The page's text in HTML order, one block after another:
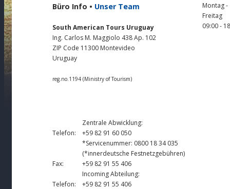
Büro Info • Unser Team
South American Tours Uruguay
Ing. Carlos M. Maggiolo 438 Ap. 102
ZIP Code 11300 Montevideo
Uruguay
reg.no.1194 (Ministry of Tourism)
Montag -
Freitag
09:00 -
Telefon:
Fax:
Telefon:
Zentrale Abwicklung:
+59 82 91 60 050
*Servicenummer: 0800 18 34 035
(*innerdeutsche Festnetzgebühren)
+59 82 91 55 406
Incoming Abteilung:
+59 82 91 55 406